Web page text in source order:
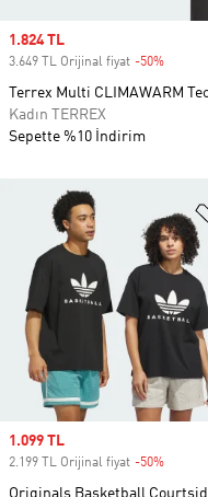
Sale price
1.099 TL
2.199 TL Orijinal fiyat -50%
Originals Basketball
Sale price
1.824 TL
3.649 TL Orijinal fiyat -50%
Terrex Multi CLIMAWARM
Kadın TERREX
Sepette %10 İndirim